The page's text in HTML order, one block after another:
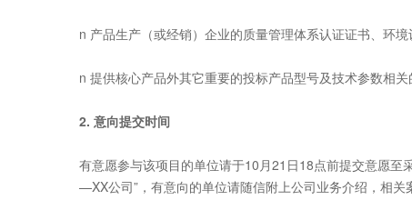
n 产品生产（或经销）企业的质量管理体系认证证书、环境
n 提供核心产品外其它重要的投标产品型号及技术参数相
2. 意向提交时间
有意愿参与该项目的单位请于10月21日18点前提交意愿至
—XX公司”，有意向的单位请随信附上公司业务介绍，相关